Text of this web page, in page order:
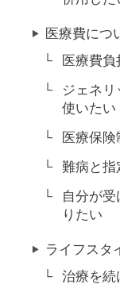
医療費につ
医療費負
ジェネ
使いたい
医療保険
難病と指
自分が
りたい
ライフスタ
治療を続